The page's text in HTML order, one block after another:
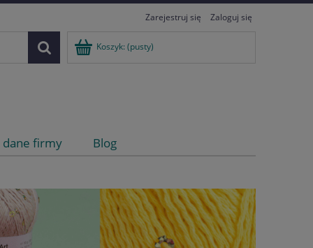
Zarejestruj się Zaloguj się
Koszyk: (pusty)
dane firmy Blog